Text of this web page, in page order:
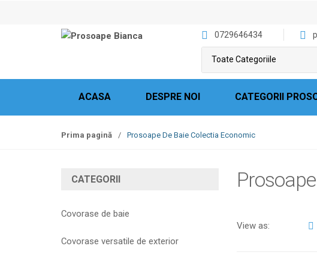
o
o
0729646434
ACASA DESPRE NOI CATEGORII
Prima pagină / Prosoape De Baie Colectia Economic
View as:
CATEGORII
Covorase de baie
Covorase versatile de exterior